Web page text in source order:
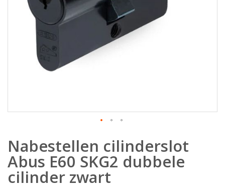
naar
het
begin
van
Nabestellen cilinderslot
Abus E60 SKG2 dubbele
cilinder zwart